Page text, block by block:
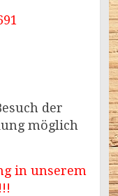
der
möglich
in unserem